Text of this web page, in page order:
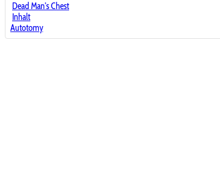
Dead Man's Chest
Inhalt
Autotomy